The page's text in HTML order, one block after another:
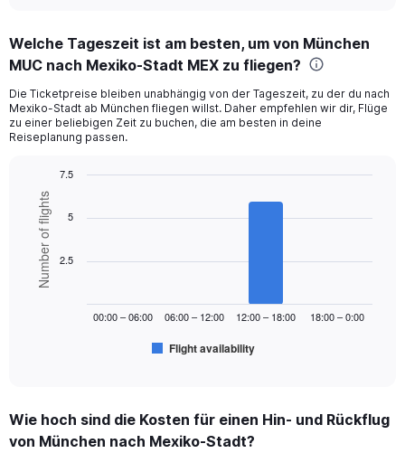
Range:
12
The
chart
has
displaying
values.
Range:
1200.
Welche Tageszeit ist am besten, um von München
MUC nach Mexiko-Stadt MEX zu fliegen?
Die Ticketpreise bleiben unabhängig von der Tageszeit, zu der du nach
Mexiko-Stadt ab München fliegen willst. Daher empfehlen wir dir, Flüge
zu einer beliebigen Zeit zu buchen, die am besten in deine
Reiseplanung passen.
Bar
chart
with
bars.
The
Range:
6
Chart
graphic.
Number of flights
Flight availability
00:00 – 06:00 06:00 – 12:00 12:00 – 18:00 18:00 – 0:00
2.5
5
7.5
Wie hoch sind die Kosten für einen Hin- und Rückflug
von München nach Mexiko-Stadt?